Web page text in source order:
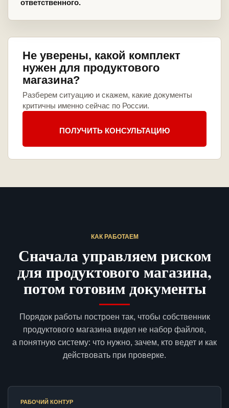
ответственного.
Не уверены, какой комплект
нужен для продуктового
магазина?
Разберем ситуацию и скажем, какие документы
критичны именно сейчас по России.
ПОЛУЧИТЬ КОНСУЛЬТАЦИЮ
КАК РАБОТАЕМ
Сначала управляем риском
для продуктового магазина,
потом готовим документы
Порядок работы построен так, чтобы собственник
продуктового магазина видел не набор файлов,
а понятную систему: что нужно, зачем, кто ведет и как
действовать при проверке.
РАБОЧИЙ КОНТУР